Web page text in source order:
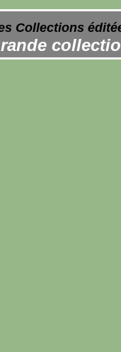
Collections